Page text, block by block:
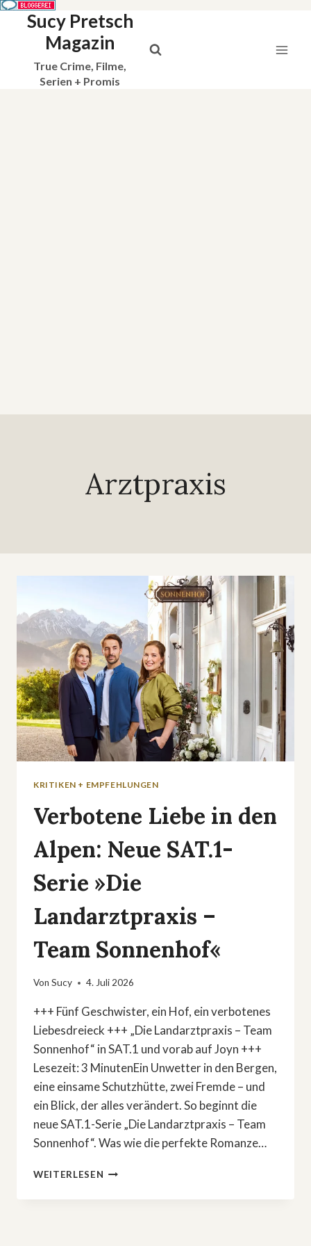
Sucy Pretsch
Magazin
True Crime, Filme,
Serien + Promis
Arztpraxis
KRITIKEN + EMPFEHLUNGEN
Verbotene Liebe in den
Alpen: Neue SAT.1-
Serie »Die
Landarztpraxis –
Team Sonnenhof«
Von Sucy 4. Juli 2026
+++ Fünf Geschwister, ein Hof, ein verbotenes
Liebesdreieck +++ „Die Landarztpraxis – Team
Sonnenhof“ in SAT.1 und vorab auf Joyn +++
Lesezeit: 3 MinutenEin Unwetter in den Bergen,
eine einsame Schutzhütte, zwei Fremde – und
ein Blick, der alles verändert. So beginnt die
neue SAT.1-Serie „Die Landarztpraxis – Team
Sonnenhof“. Was wie die perfekte Romanze…
WEITERLESEN VERBOTENE
IN